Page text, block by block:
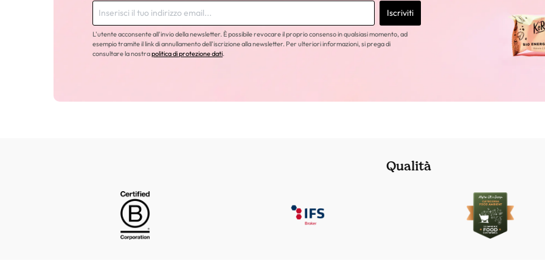
Iscriviti
L'utente acconsente all'invio della newsletter. È possibile revocare il proprio consenso in qualsiasi momento, ad
esempio tramite il link di annullamento dell'iscrizione alla newsletter. Per ulteriori informazioni, si prega di
consultare la nostrapolitica di protezione dati.
Qualità